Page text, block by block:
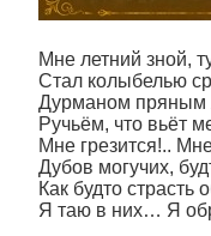
Мне летний зной,
Стал колыбелью
Дурманом пряным
Ручьём, что вьёт
Мне грезится!..
Дубов могучих,
Как будто
Я таю в них… Я